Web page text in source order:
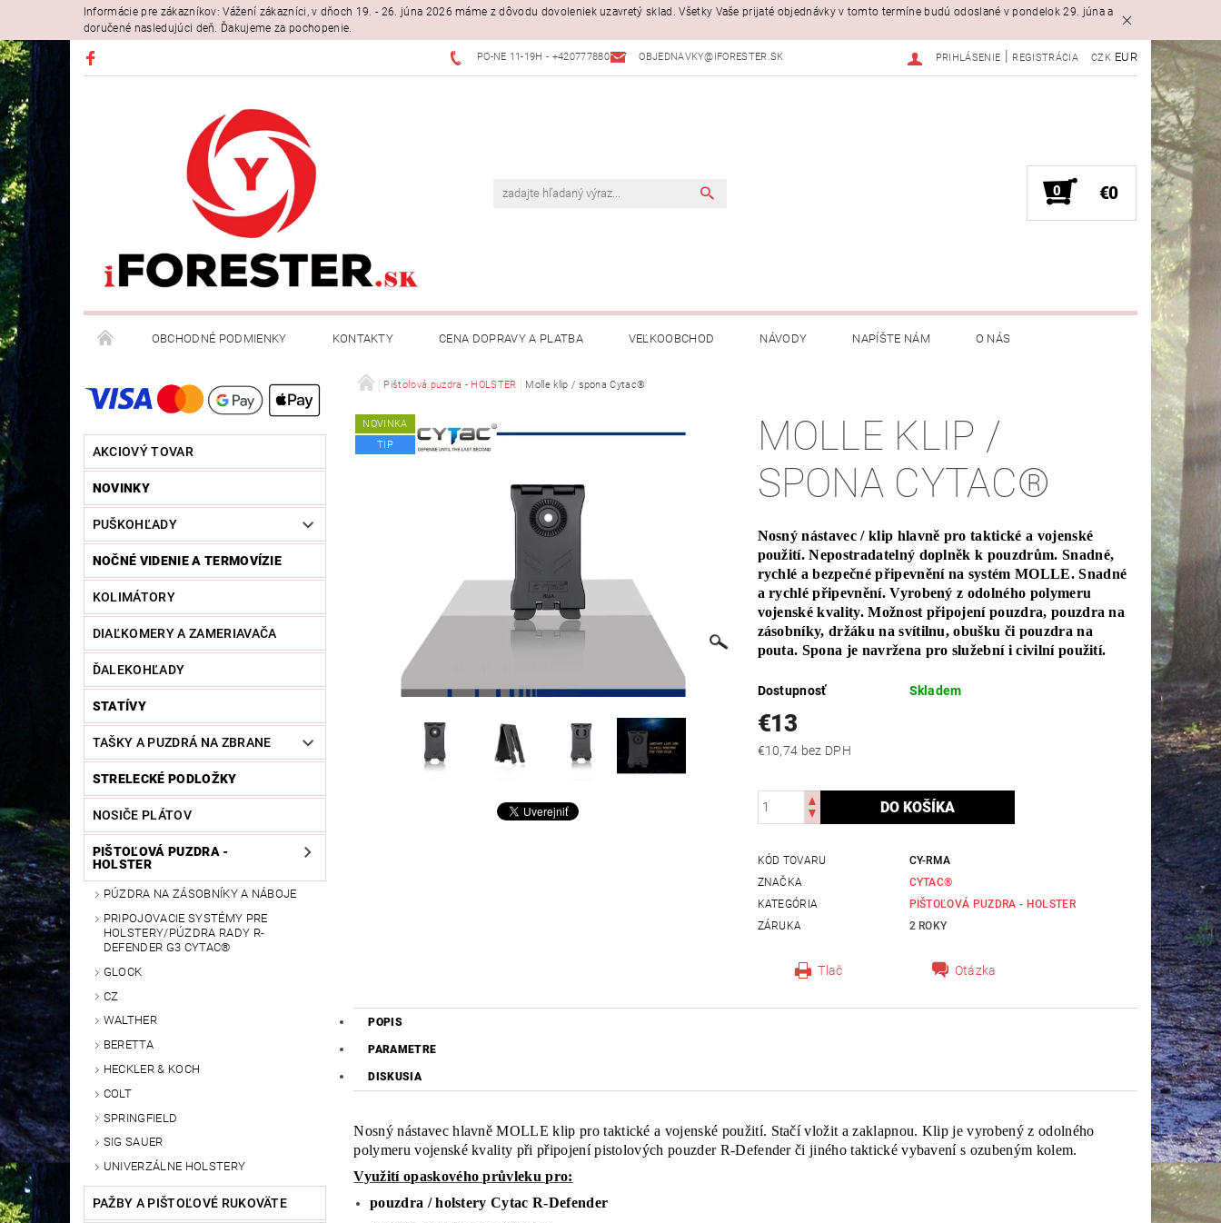
Informácie pre zákazníkov: Vážení zákazníci, v dňoch 19. - 26. júna 2026 máme z dôvodu dovoleniek uzavretý sklad. Všetky Vaše prijaté objednávky v tomto termíne budú odoslané v pondelok 29. júna a
doručené nasledujúci deň. Ďakujeme za pochopenie.
PO-NE 11-19H - +420777880397 OBJEDNAVKY@IFORESTER.SK CZK EUR
PRIHLÁSENIE REGISTRÁCIA
0 €0
OBCHODNÉ PODMIENKY KONTAKTY CENA DOPRAVY A PLATBA VEĽKOOBCHOD NÁVODY NAPÍŠTE NÁM O NÁS
AKCIOVÝ TOVAR
NOVINKY
PUŠKOHĽADY
NOČNÉ VIDENIE A TERMOVÍZIE
KOLIMÁTORY
DIAĽKOMERY A ZAMERIAVAČA
ĎALEKOHĽADY
STATÍVY
TAŠKY A PUZDRÁ NA ZBRANE
STRELECKÉ PODLOŽKY
NOSIČE PLÁTOV
PIŠTOĽOVÁ PUZDRA -
HOLSTER
PÚZDRA NA ZÁSOBNÍKY A NÁBOJE
PRIPOJOVACIE SYSTÉMY PRE
HOLSTERY/PÚZDRA RADY R-
DEFENDER G3 CYTAC®
GLOCK
CZ
WALTHER
BERETTA
HECKLER & KOCH
COLT
SPRINGFIELD
SIG SAUER
UNIVERZÁLNE HOLSTERY
PAŽBY A PIŠTOĽOVÉ RUKOVÄTE
Pištoľová puzdra - HOLSTER Molle klip / spona Cytac®
NOVINKA
TIP
MOLLE KLIP /
SPONA CYTAC®
Nosný nástavec / klip hlavně pro taktické a vojenské
použití. Nepostradatelný doplněk k pouzdrům. Snadné,
rychlé a bezpečné připevnění na systém MOLLE. Snadné
a rychlé připevnění. Vyrobený z odolného polymeru
vojenské kvality. Možnost připojení pouzdra, pouzdra na
zásobníky, držáku na svítilnu, obušku či pouzdra na
pouta. Spona je navržena pro služební i civilní použití.
Dostupnosť Skladem
€13
€10,74 bez DPH
KÓD TOVARU
CY-RMA
ZNAČKA
CYTAC®
KATEGÓRIA
PIŠTOĽOVÁ PUZDRA - HOLSTER
ZÁRUKA
2 ROKY
Tlač Otázka
POPIS
PARAMETRE
DISKUSIA
Nosný nástavec hlavně MOLLE klip pro taktické a vojenské použití. Stačí vložit a zaklapnou. Klip je vyrobený z odolného
polymeru vojenské kvality při připojení pistolových pouzder R-Defender či jiného taktické vybavení s ozubeným kolem.
Využití opaskového průvleku pro:
pouzdra / holstery Cytac R-Defender